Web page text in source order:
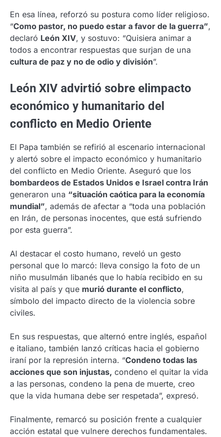
En esa línea, reforzó su postura como líder religioso.
“Como pastor, no puedo estar a favor de la guerra”,
declaró León XIV, y sostuvo: “Quisiera animar a
todos a encontrar respuestas que surjan de una
cultura de paz y no de odio y división”.
León XIV advirtió sobre elimpacto
económico y humanitario del
conflicto en Medio Oriente
El Papa también se refirió al escenario internacional
y alertó sobre el impacto económico y humanitario
del conflicto en Medio Oriente. Aseguró que los
bombardeos de Estados Unidos e Israel contra Irán
generaron una “situación caótica para la economía
mundial”, además de afectar a “toda una población
en Irán, de personas inocentes, que está sufriendo
por esta guerra”.
Al destacar el costo humano, reveló un gesto
personal que lo marcó: lleva consigo la foto de un
niño musulmán libanés que lo había recibido en su
visita al país y que murió durante el conflicto,
símbolo del impacto directo de la violencia sobre
civiles.
En sus respuestas, que alternó entre inglés, español
e italiano, también lanzó críticas hacia el gobierno
iraní por la represión interna. “Condeno todas las
acciones que son injustas, condeno el quitar la vida
a las personas, condeno la pena de muerte, creo
que la vida humana debe ser respetada”, expresó.
Finalmente, remarcó su posición frente a cualquier
acción estatal que vulnere derechos fundamentales.